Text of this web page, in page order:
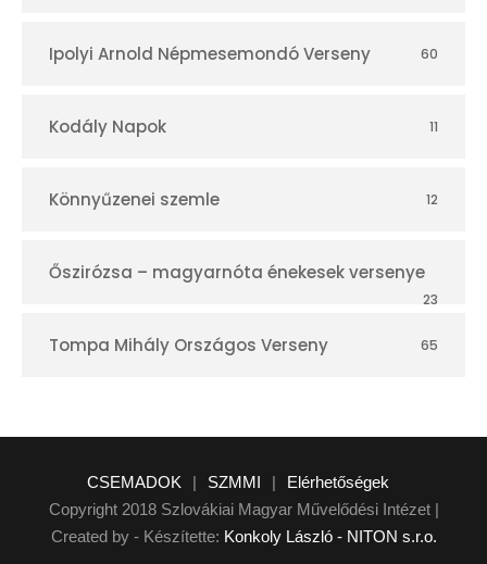
Ipolyi Arnold Népmesemondó Verseny 60
Kodály Napok 11
Könnyűzenei szemle 12
Őszirózsa – magyarnóta énekesek versenye
23
Tompa Mihály Országos Verseny 65
CSEMADOK | SZMMI |
Elérhetőségek
Copyright 2018 Szlovákiai Magyar Művelődési Intézet |
Created by - Készítette: Konkoly László - NITON s.r.o.